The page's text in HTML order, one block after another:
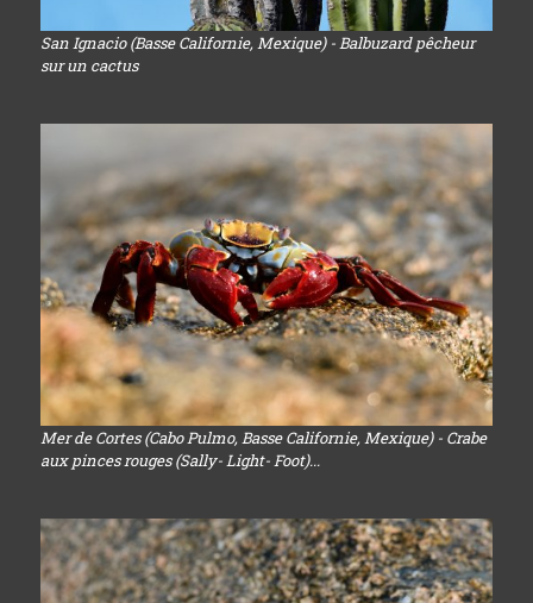
San Ignacio (Basse Californie, Mexique) - Balbuzard pêcheur
sur un cactus
Mer de Cortes (Cabo Pulmo, Basse Californie, Mexique) - Crabe
aux pinces rouges (Sally- Light- Foot)...